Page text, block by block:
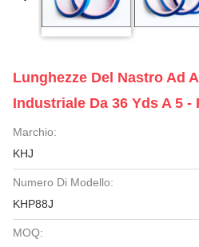
Lunghezze Del Nastro Ad
Industriale Da 36 Yds A 5
Marchio:
KHJ
Numero Di Modello:
KHP88J
MOQ: